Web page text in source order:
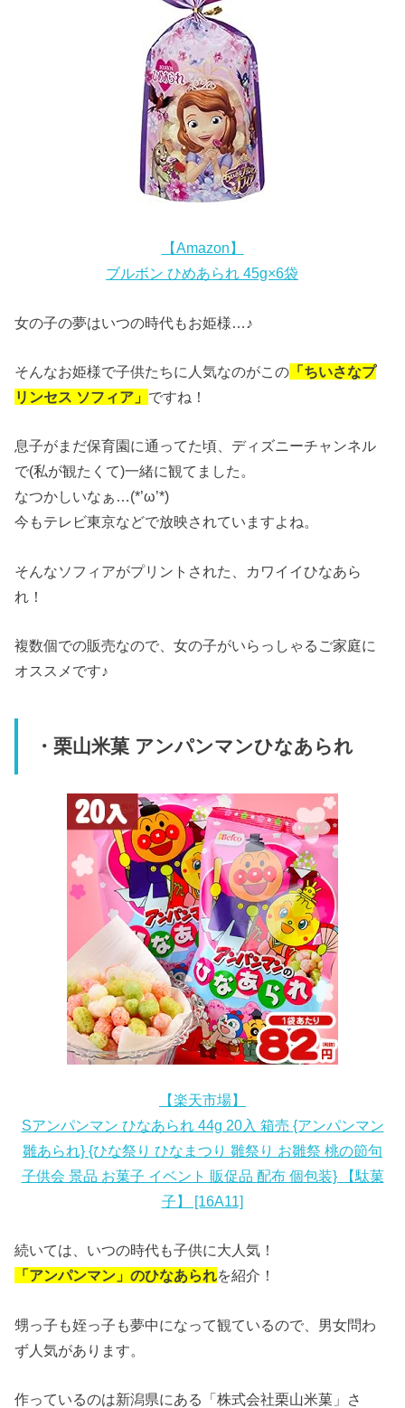
【Amazon】
ブルボン ひめあられ 45g×6袋
女の子の夢はいつの時代もお姫様…♪
そんなお姫様で子供たちに人気なのがこの 「ちいさなプ
リンセス ソフィア」 ですね！
息子がまだ保育園に通ってた頃、ディズニーチャンネル
で(私が観たくて)一緒に観てました。
なつかしいなぁ…(*’ω’*)
今もテレビ東京などで放映されていますよね。
そんなソフィアがプリントされた、カワイイひなあら
れ！
複数個での販売なので、女の子がいらっしゃるご家庭に
オススメです♪
・栗山米菓 アンパンマンひなあられ
【楽天市場】
Sアンパンマン ひなあられ 44g 20入 箱売 {アンパンマン
雛あられ} {ひな祭り ひなまつり 雛祭り お雛祭 桃の節句
子供会 景品 お菓子 イベント 販促品 配布 個包装} 【駄菓
子】 [16A11]
続いては、いつの時代も子供に大人気！
「アンパンマン」のひなあられを紹介！
甥っ子も姪っ子も夢中になって観ているので、男女問わ
ず人気があります。
作っているのは新潟県にある「株式会社栗山米菓」さ